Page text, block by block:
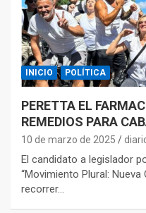
INICIO POLÍTICA
PERETTA EL
REMEDIOS PARA
10 de marzo de 2025
El candidato a legislador
“Movimiento Plural:
recorrer…